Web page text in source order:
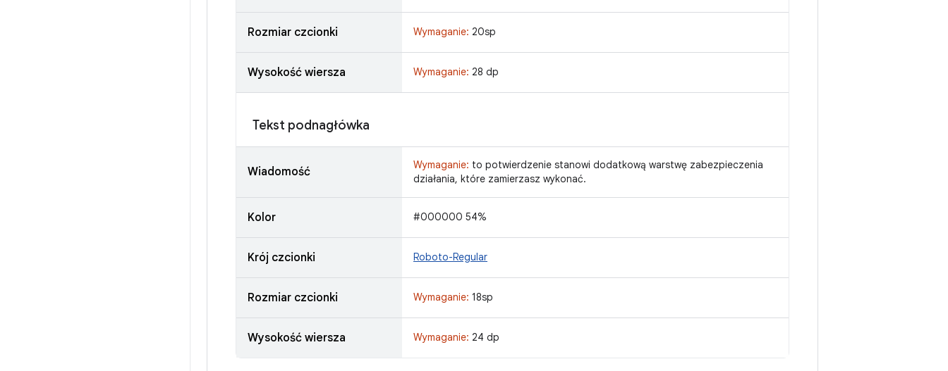
Rozmiar czcionki Wymaganie: 20sp
Wysokość wiersza Wymaganie: 28 dp
Tekst podnagłówka
Wiadomość Wymaganie: to potwierdzenie stanowi dodatkową warstwę zabezpieczenia
działania, które zamierzasz wykonać.
Kolor #000000 54%
Krój czcionki Roboto-Regular
Rozmiar czcionki Wymaganie: 18sp
Wysokość wiersza Wymaganie: 24 dp